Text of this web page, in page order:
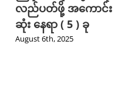
လည်ပတ်ဖို့ အကောင်း
ဆုံး နေရာ ( 5 ) ခု
August 6th, 2025